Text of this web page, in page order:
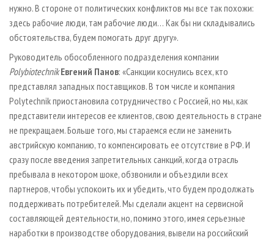
нужно. В стороне от политических конфликтов мы все так похожи:
здесь рабочие люди, там рабочие люди… Как бы ни складывались
обстоятельства, будем помогать друг другу».
Руководитель обособленного подразделения компании
PolybiotechnikЕвгений Панов: «Санкции коснулись всех, кто
представлял западных поставщиков. В том числе и компания
Polytechnik приостановила сотрудничество с Россией, но мы, как
представители интересов ее клиентов, свою деятельность в стране
не прекращаем. Больше того, мы стараемся если не заменить
австрийскую компанию, то компенсировать ее отсутствие в РФ. И
сразу после введения запретительных санкций, когда отрасль
пребывала в некотором шоке, обзвонили и объездили всех
партнеров, чтобы успокоить их и убедить, что будем продолжать
поддерживать потребителей. Мы сделали акцент на сервисной
составляющей деятельности, но, помимо этого, имея серьезные
наработки в производстве оборудования, вывели на российский